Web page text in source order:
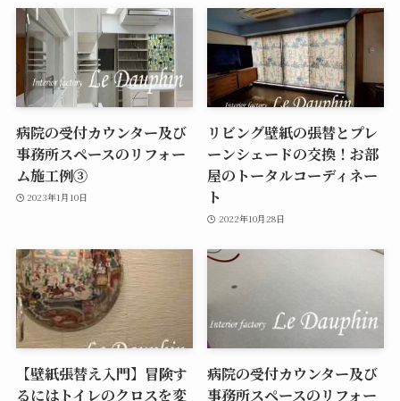
病院の受付カウンター及び
事務所スペースのリフォー
ム施工例③
2023年1月10日
リビング壁紙の張替とプレ
ーンシェードの交換！お部
屋のトータルコーディネー
ト
2022年10月28日
【壁紙張替え入門】冒険す
るにはトイレのクロスを変
病院の受付カウンター及び
事務所スペースのリフォー